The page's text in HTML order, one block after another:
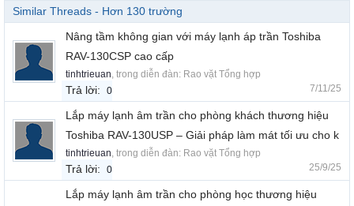
Similar Threads - Hơn 130 trường
Nâng tầm không gian với máy lạnh áp trần Toshiba
RAV-130CSP cao cấp
tinhtrieuan, trong diễn đàn: Rao vặt Tổng hợp
Trả lời: 0 7/11/25
Lắp máy lạnh âm trần cho phòng khách thương hiệu
Toshiba RAV-130USP – Giải pháp làm mát tối ưu cho k
tinhtrieuan, trong diễn đàn: Rao vặt Tổng hợp
Trả lời: 0 25/9/25
Lắp máy lạnh âm trần cho phòng học thương hiệu